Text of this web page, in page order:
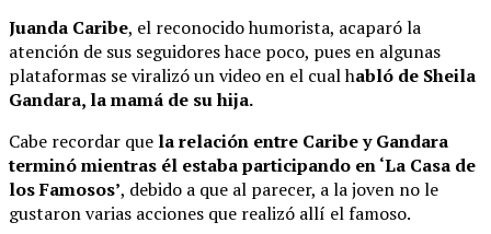
Juanda Caribe, el reconocido humorista, acaparó la
atención de sus seguidores hace poco, pues en algunas
plataformas se viralizó un video en el cual habló de Sheila
Gandara, la mamá de su hija.
Cabe recordar que la relación entre Caribe y Gandara
terminó mientras él estaba participando en ‘La Casa de
los Famosos’, debido a que al parecer, a la joven no le
gustaron varias acciones que realizó allí el famoso.